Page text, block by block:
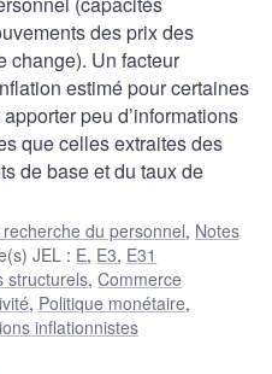
des prix des
change). Un facteur
estimé pour certaines
peu d’informations
que celles extraites des
de base et du taux de
du personnel, Notes
JEL : E, E3, E31
structurels,Commerce
, Politique monétaire,
inflationnistes